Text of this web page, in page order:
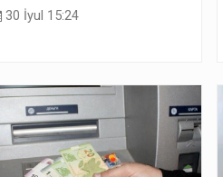
30 İyul 15:24